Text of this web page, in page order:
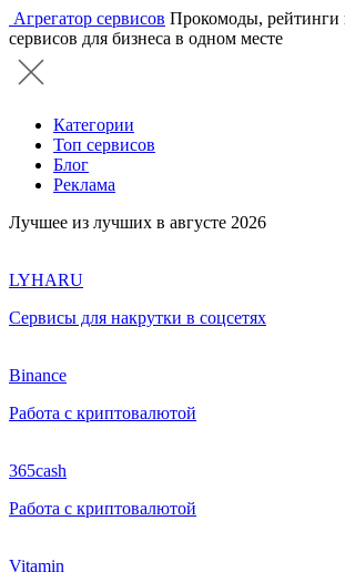
Агрегатор сервисов Прокомоды, рейтинги
сервисов для бизнеса в одном месте
Категории
Топ сервисов
Блог
Реклама
Лучшее из лучших в августе 2026
LYHARU
Сервисы для накрутки в соцсетях
Binance
Работа с криптовалютой
365cash
Работа с криптовалютой
Vitamin